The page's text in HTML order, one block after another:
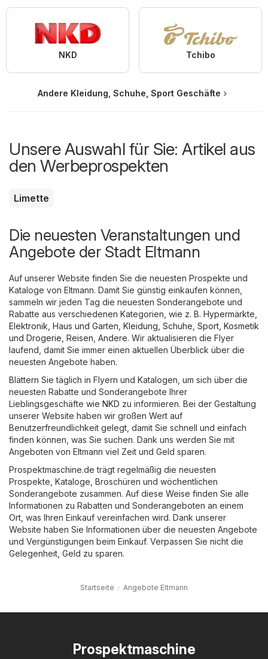
NKD Tchibo
Andere Kleidung, Schuhe, Sport Geschäfte
Unsere Auswahl für Sie: Artikel aus
den Werbeprospekten
Limette
Die neuesten Veranstaltungen und
Angebote der Stadt Eltmann
Auf unserer Website finden Sie die neuesten Prospekte und
Kataloge von Eltmann. Damit Sie günstig einkaufen können,
sammeln wir jeden Tag die neuesten Sonderangebote und
Rabatte aus verschiedenen Kategorien, wie z. B. Hypermärkte
Elektronik Haus und Garten Kleidung, Schuhe, Sport Kosmetik
und Drogerie Reisen Andere. Wir aktualisieren die Flyer
laufend, damit Sie immer einen aktuellen Überblick über die
neuesten Angebote haben.
Blättern Sie täglich in Flyern und Katalogen, um sich über die
neuesten Rabatte und Sonderangebote Ihrer
Lieblingsgeschäfte wie NKD zu informieren. Bei der Gestaltung
unserer Website haben wir großen Wert auf
Benutzerfreundlichkeit gelegt, damit Sie schnell und einfach
finden können, was Sie suchen. Dank uns werden Sie mit
Angeboten von Eltmann viel Zeit und Geld sparen.
Prospektmaschine.de trägt regelmäßig die neuesten
Prospekte, Kataloge, Broschüren und wöchentlichen
Sonderangebote zusammen. Auf diese Weise finden Sie alle
Informationen zu Rabatten und Sonderangeboten an einem
Ort, was Ihren Einkauf vereinfachen wird. Dank unserer
Website haben Sie Informationen über die neuesten Angebote
und Vergünstigungen beim Einkauf. Verpassen Sie nicht die
Gelegenheit, Geld zu sparen.
Startseite Angebote Eltmann
Prospektmaschine